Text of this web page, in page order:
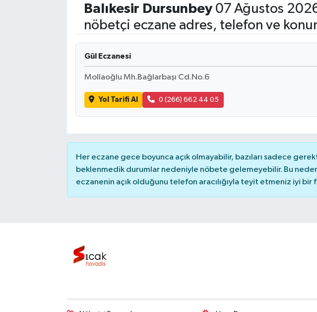
Balıkesir Dursunbey07 Ağustos
nöbetçi eczane adres, telefon ve
Gül Eczanesi
Mollaoğlu Mh.Bağlarbaşı Cd.No.6
Yol Tarifi Al 0 (266) 662 44 05
Her eczane gece boyunca açık olmayabilir, bazıları sadece
beklenmedik durumlar nedeniyle nöbete gelemeyebilir. Bu
eczanenin açık olduğunu telefon aracılığıyla teyit etmeniz iyi bir
Kültür & Sanat
Bilim, Teknoloji